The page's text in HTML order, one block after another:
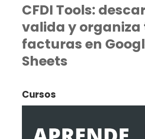
CFDI Tools:
valida y organiza
facturas en
Sheets
Cursos